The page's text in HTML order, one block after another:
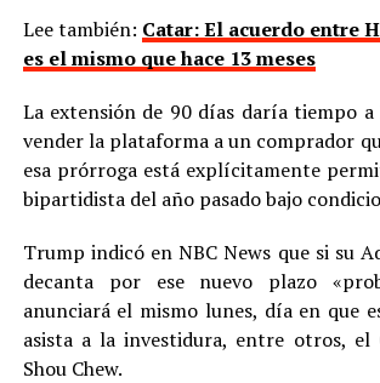
Lee también: Catar: El acuerdo entre
es el mismo que hace 13 meses
La extensión de 90 días daría tiempo a
vender la plataforma a un comprador
esa prórroga está explícitamente
bipartidista del año pasado bajo
Trump indicó en NBC News que si su
decanta por ese nuevo plazo
anunciará el mismo lunes, día en que
asista a la investidura, entre otros, el
Shou Chew.